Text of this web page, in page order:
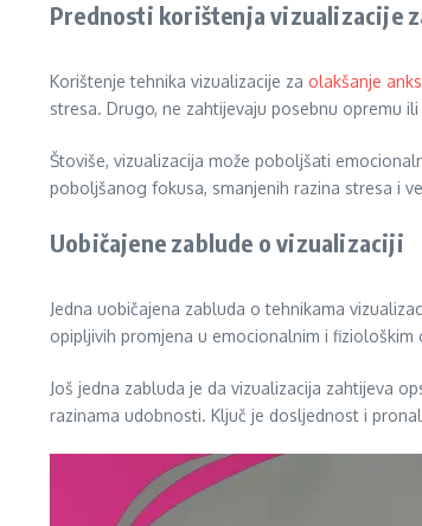
Prednosti korištenja vizualizacije
Korištenje tehnika vizualizacije za olakšanje
stresa. Drugo, ne zahtijevaju posebnu opremu
Štoviše, vizualizacija može poboljšati
poboljšanog fokusa, smanjenih razina stresa i
Uobičajene zablude o vizualizaciji
Jedna uobičajena zabluda o tehnikama
opipljivih promjena u emocionalnim i fiziološkim
Još jedna zabluda je da vizualizacija zahtijeva
razinama udobnosti. Ključ je dosljednost i